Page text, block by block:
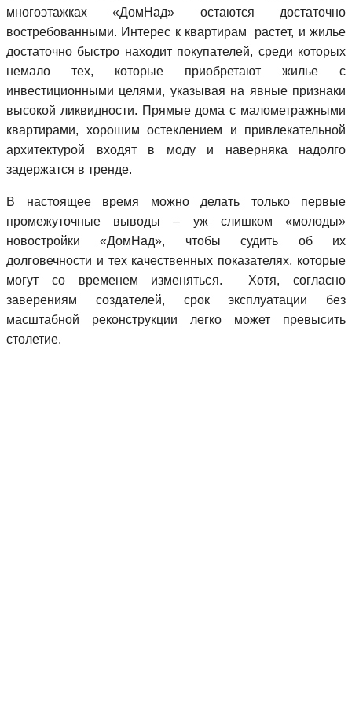
многоэтажках «ДомНад» остаются достаточно
востребованными. Интерес к квартирам растет, и жилье
достаточно быстро находит покупателей, среди которых
немало тех, которые приобретают жилье с
инвестиционными целями, указывая на явные признаки
высокой ликвидности. Прямые дома с малометражными
квартирами, хорошим остеклением и привлекательной
архитектурой входят в моду и наверняка надолго
задержатся в тренде.
В настоящее время можно делать только первые
промежуточные выводы – уж слишком «молоды»
новостройки «ДомНад», чтобы судить об их
долговечности и тех качественных показателях, которые
могут со временем изменяться. Хотя, согласно
заверениям создателей, срок эксплуатации без
масштабной реконструкции легко может превысить
столетие.